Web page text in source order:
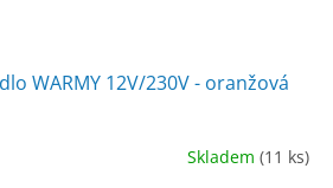
WARMY 12V/230V - oranžová
Skladem(11 ks)